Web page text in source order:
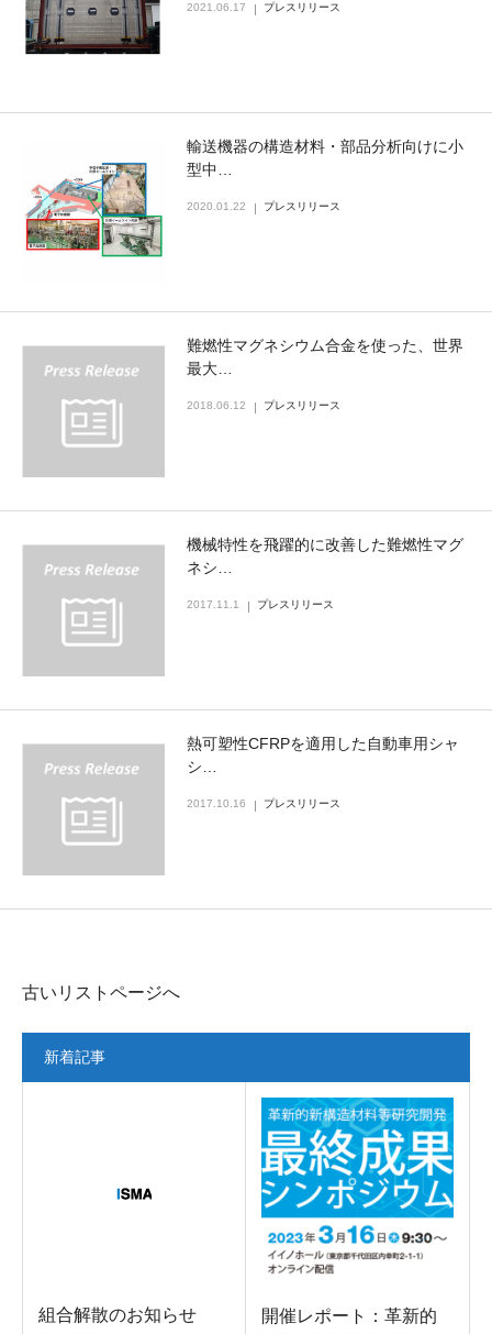
2021.06.17 プレスリリース
輸送機器の構造材料・部品分析向けに小
型中…
2020.01.22 プレスリリース
難燃性マグネシウム合金を使った、世界
最大…
2018.06.12 プレスリリース
機械特性を飛躍的に改善した難燃性マグ
ネシ…
2017.11.1 プレスリリース
熱可塑性CFRPを適用した自動車用シャ
シ…
2017.10.16 プレスリリース
古いリストページへ
新着記事
組合解散のお知らせ
開催レポート：革新的